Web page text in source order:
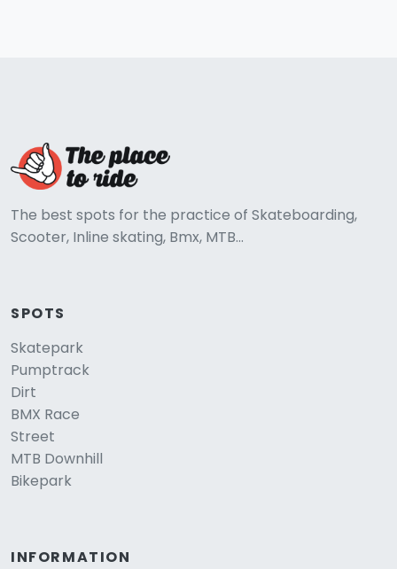
The best spots for the practice of Skateboarding,
Scooter, Inline skating, Bmx, MTB...
SPOTS
Skatepark
Pumptrack
Dirt
BMX Race
Street
MTB Downhill
Bikepark
INFORMATION